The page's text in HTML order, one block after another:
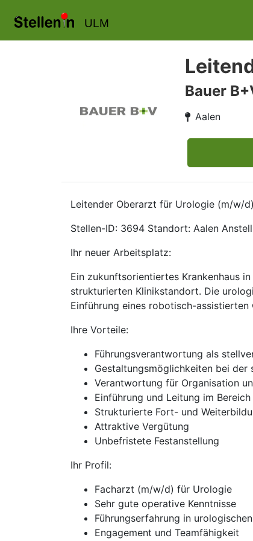
ULM
Bauer
Aalen
Leitender Oberarzt für Urologie (m/w/d)
Stellen-ID: 3694 Standort: Aalen
Ihr neuer Arbeitsplatz:
Ein zukunftsorientiertes Krankenhaus
strukturierten Klinikstandort. Die
Einführung eines robotisch-
Ihre Vorteile:
Führungsverantwortung als
Gestaltungsmöglichkeiten bei
Verantwortung für Organisation
Einführung und Leitung im
Strukturierte Fort- und
Attraktive Vergütung
Unbefristete Festanstellung
Ihr Profil:
Facharzt (m/w/d) für Urologie
Sehr gute operative Kenntnisse
Führungserfahrung in
Engagement und Teamfähigkeit